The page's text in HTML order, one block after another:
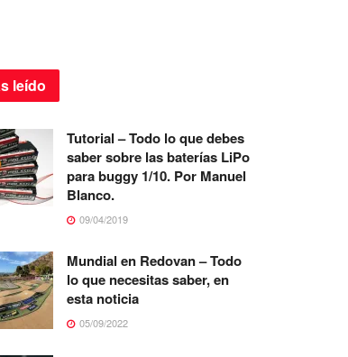
leído
Tutorial – Todo lo que debes
saber sobre las baterías LiPo
para buggy 1/10. Por Manuel
Blanco.
09/04/2019
Mundial en Redovan – Todo
lo que necesitas saber, en
esta noticia
05/09/2022